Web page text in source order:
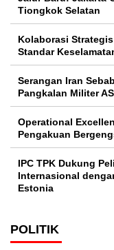
Tiongkok Selatan
Kolaborasi
Standar
Serangan Iran
Pangkalan Militer
Operational
Pengakuan
IPC TPK Dukung
Internasional
Estonia
POLITIK